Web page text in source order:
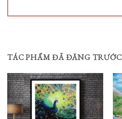
TÁC PHẨM ĐÃ ĐĂNG TRƯỚC